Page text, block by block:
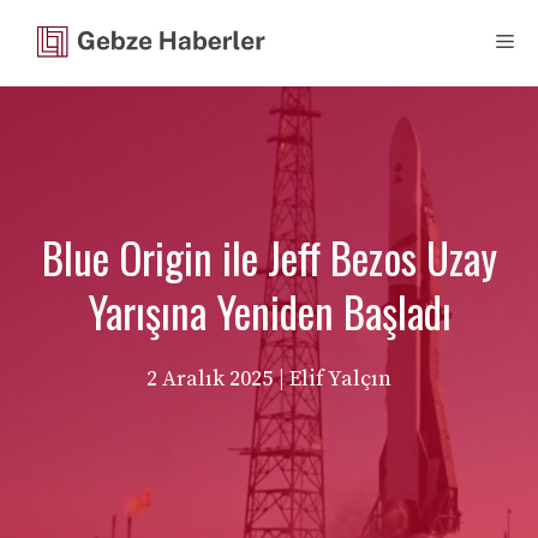
Blue Origin ile Jeff Bezos Uzay
Yarışına Yeniden Başladı
2 Aralık 2025 | Elif Yalçın